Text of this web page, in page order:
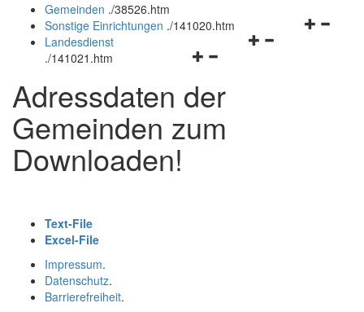
Gemeinden ./38526.htm
Navigationsmenü
Sonstige Einrichtungen ./141020.htm
Navigationsmenü
und
schließen
Landesdienst
./141021.htm
Adressdaten der
Gemeinden zum
Downloaden!
Text-File
Excel-File
Impressum.
Datenschutz.
Barrierefreiheit.